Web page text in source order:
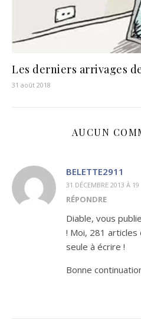
Les derniers arrivages
31 août 2018
AUCUN
BELETTE2911
31 DÉCEMBRE 2013 À
RÉPONDRE
Diable, vous
! Moi, 281
seule à écrire !
Bonne